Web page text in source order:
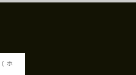
( ホ